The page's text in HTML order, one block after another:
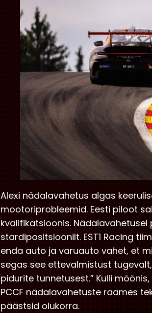
Alexi nädalavahetus algas
mootoriprobleemid. Eesti piloot
kvalifikatsioonis. Nädalavahetusel
stardipositsioonilt. EST1 Racing
enda auto ja varuauto vahet, et
segas see ettevalmistust
pidurite tunnetusest.” Kulli
PCCF nädalavahetuste raames
päästsid olukorra.